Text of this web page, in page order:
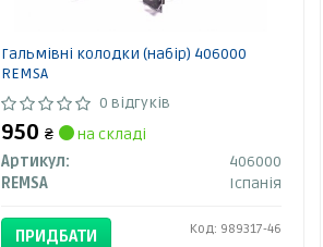
Гальмівні колодки (набір) 406000
REMSA
0 відгуків
950 ₴
на складі
Артикул:
406000
REMSA
Іспанія
ПРИДБАТИ Код: 989317-46